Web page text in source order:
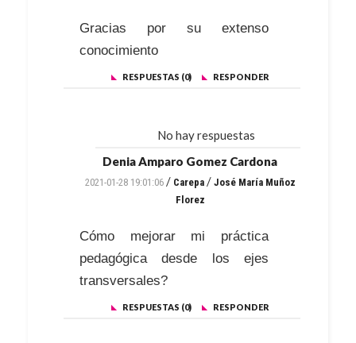
Gracias por su extenso
conocimiento
RESPUESTAS (0) RESPONDER
No hay respuestas
Denia Amparo Gomez Cardona
2021-01-28 19:01:06/ Carepa/ José María Muñoz
Florez
Cómo mejorar mi práctica
pedagógica desde los ejes
transversales?
RESPUESTAS (0) RESPONDER